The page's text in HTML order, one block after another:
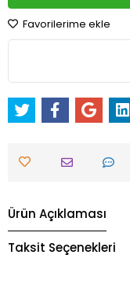
Favorilerime ekle
Ürün Açıklaması
Taksit Seçenekleri